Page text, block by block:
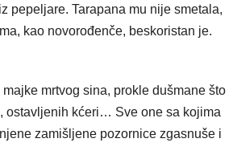
pepeljare. Tarapana mu nije smetala,
kao novorođenče, beskoristan je.
mrtvog sina, prokle dušmane što
ostavljenih kćeri… Sve one sa kojima
zamišljene pozornice zgasnuše i